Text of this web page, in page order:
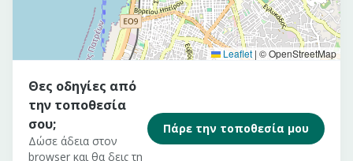
Leaflet | © OpenStreetMap
Θες οδηγίες από
την τοποθεσία
σου;
Δώσε άδεια στον
browser και θα δεις τη
Πάρε την τοποθεσία μου